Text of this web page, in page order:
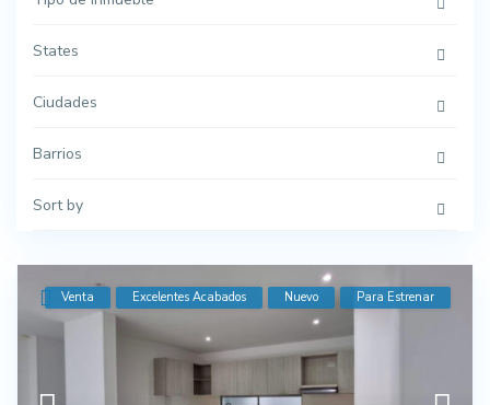
States
Ciudades
Barrios
Sort by
Venta Excelentes Acabados Nuevo Para Estrenar